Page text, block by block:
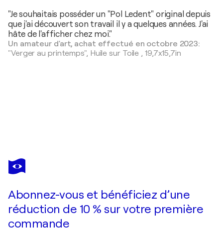
"Je souhaitais posséder un "Pol Ledent" original depuis
que j'ai découvert son travail il y a quelques années. J'ai
hâte de l'afficher chez moi."
Un amateur d'art, achat effectué en octobre 2023:
"Verger au printemps", Huile sur Toile , 19,7x15,7in
POL LEDENT
Moonshine in spring
Abonnez-vous et bénéficiez d’une
réduction de 10 % sur votre première
commande